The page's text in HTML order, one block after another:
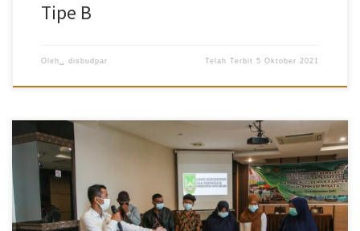
Tipe B
Oleh␣ disbudpar Telah Terbit5 Oktober 2021
Disbudpar Batam- Dinas Kebudayaan dan Pariwisata (Disbudpar)
Kota Batam kembali menggelar pelatihan bagi pelaku pariwisata
di Kota Batam. Sebelumnya, sebanyak 40 pelaku pariwisata telah
diberikan pelatihan Tata Kelola Bisnis dan Pemasaran Digitalisasi
Destinasi Pariwisata pada 8-10 September lalu. Pelatihan kedua
dengan tema Pelatihan Kebersihan Lingkungan, Sanitasi, dan